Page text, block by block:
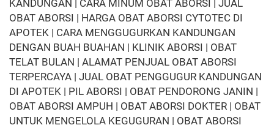
KANDUNGAN | CARA MINUM OBAT ABORSI | JUAL
OBAT ABORSI | HARGA OBAT ABORSI CYTOTEC DI
APOTEK | CARA MENGGUGURKAN KANDUNGAN
DENGAN BUAH BUAHAN | KLINIK ABORSI | OBAT
TELAT BULAN | ALAMAT PENJUAL OBAT ABORSI
TERPERCAYA | JUAL OBAT PENGGUGUR KANDUNGAN
DI APOTEK | PIL ABORSI | OBAT PENDORONG JANIN |
OBAT ABORSI AMPUH | OBAT ABORSI DOKTER | OBAT
UNTUK MENGELOLA KEGUGURAN | OBAT ABORSI